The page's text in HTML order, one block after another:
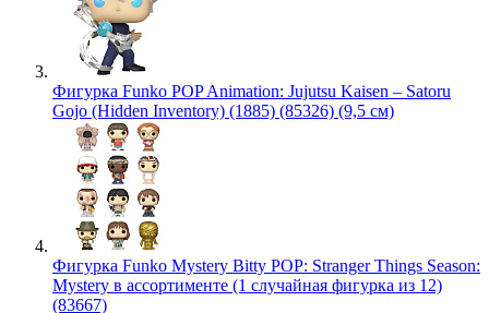
Фигурка Funko POP Animation: Jujutsu Kaisen – Satoru
Gojo (Hidden Inventory) (1885) (85326) (9,5 см)
Фигурка Funko Mystery Bitty POP: Stranger Things Season:
Mystery в ассортименте (1 случайная фигурка из 12)
(83667)